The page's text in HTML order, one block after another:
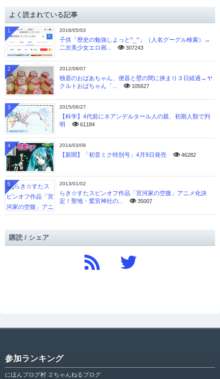
ブよく読まれている記事
2018/05/03
子供「歴史の勉強しよっと^_^」（人名グーグル検索）→
二次美少女エロ画...
307243
1
2012/09/07
独居のおばあちゃん、便器と壁の間に挟まり３日経過→ヤ
クルトおばちゃん「...
105627
2
2015/06/27
【科学】4代前にネアンデルタール人の親、初期人類で判
明
61184
3
2014/03/09
【新聞】「初音ミク特別号」4月9日発売 46282
4
2013/01/02
らき☆すたスピンオフ作品「宮河家の空腹」アニメ化決
定！聖地・鷲宮神社の...
35007
5
購読 / シェア
参加ランキング
にほんブログ村 ２ちゃんねるブログ